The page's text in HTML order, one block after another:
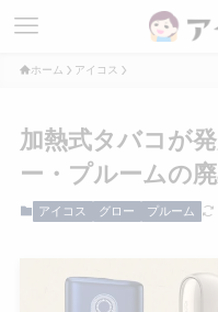
ホーム アイコス
加熱式タバコが
ー・プルームの
アイコス グロー プルーム